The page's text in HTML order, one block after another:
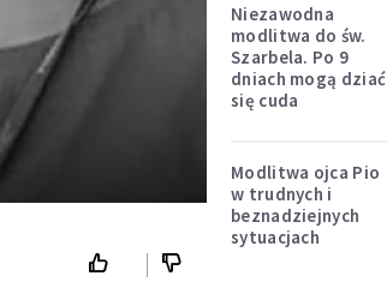
Niezawodna
modlitwa do św.
Szarbela. Po 9
dniach mogą dziać
się cuda
Modlitwa ojca Pio
w trudnych i
beznadziejnych
sytuacjach